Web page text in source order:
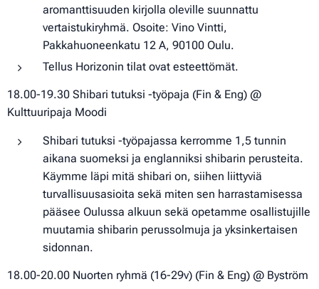
aromanttisuuden kirjolla oleville suunnattu
vertaistukiryhmä. Osoite: Vino Vintti,
Pakkahuoneenkatu 12 A, 90100 Oulu.
Tellus Horizonin tilat ovat esteettömät.
18.00-19.30 Shibari tutuksi -työpaja (Fin & Eng) @
Kulttuuripaja Moodi
Shibari tutuksi -työpajassa kerromme 1,5 tunnin
aikana suomeksi ja englanniksi shibarin perusteita.
Käymme läpi mitä shibari on, siihen liittyviä
turvallisuusasioita sekä miten sen harrastamisessa
pääsee Oulussa alkuun sekä opetamme osallistujille
muutamia shibarin perussolmuja ja yksinkertaisen
sidonnan.
18.00-20.00 Nuorten ryhmä (16-29v) (Fin & Eng) @ Byström